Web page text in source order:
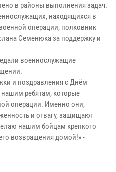
в районы выполнения задач.
находящихся в
операции, полковник
Семенюка за поддержку и
военнослужащие
и поздравления с Днём
нашим ребятам, которые
операции. Именно они,
и отвагу, защищают
нашим бойцам крепкого
возвращения домой!» -